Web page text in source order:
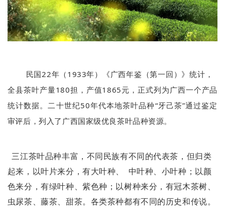
民国22年（1933年）《广西年鉴（第一回）》统计，
全县茶叶产量180担，产值1865元，正式列为广西一个产品
统计数据。二十世纪50年代本地茶叶品种“牙己茶”通过鉴定
审评后，列入了广西国家级优良茶叶品种资源。
三江茶叶品种丰富，不同民族有不同的代表茶，但归类
起来，以叶片来分，有大叶种、 中叶种、小叶种；以颜
色来分，有绿叶种、紫色种；以树种来分，有冠木茶树、
虫尿茶、藤茶、甜茶。各类茶种都有不同的历史和传说。